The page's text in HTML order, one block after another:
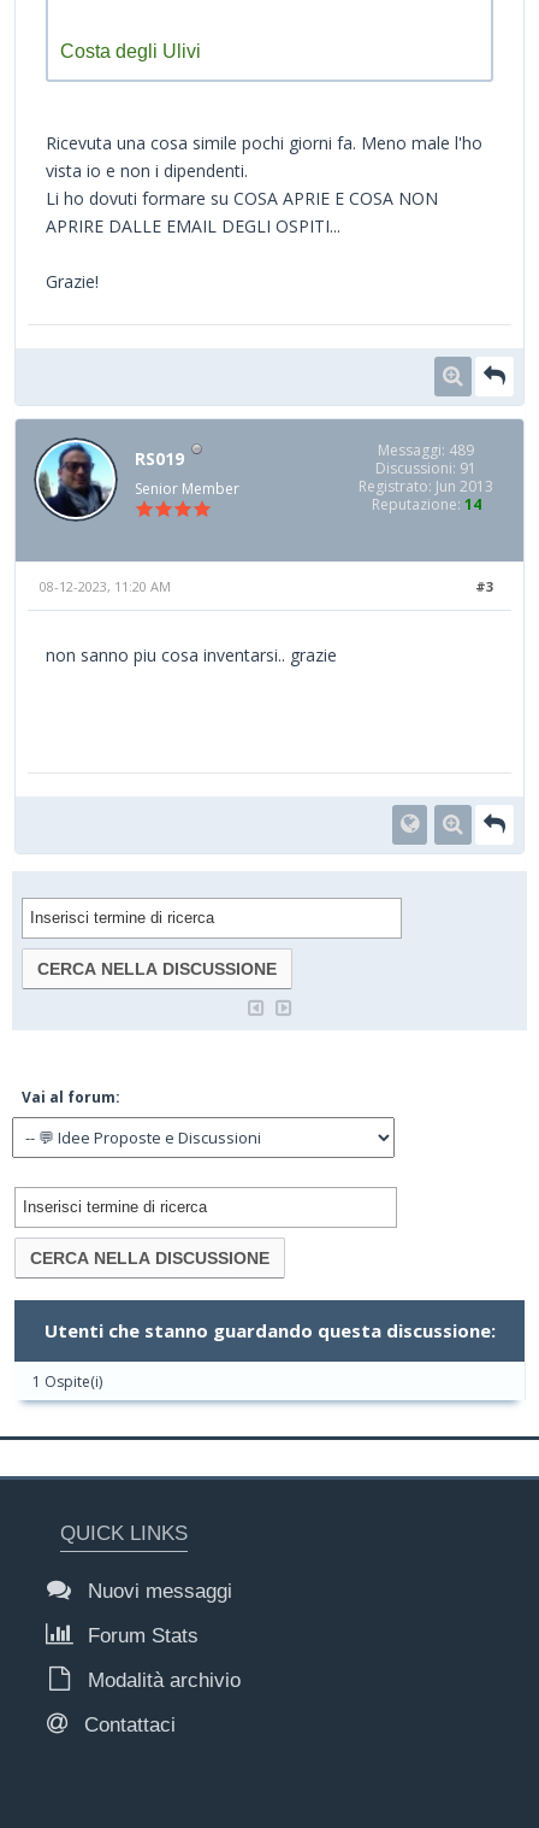
Costa degli Ulivi
Ricevuta una cosa simile pochi giorni fa. Meno male l'ho
vista io e non i dipendenti.
Li ho dovuti formare su COSA APRIE E COSA NON
APRIRE DALLE EMAIL DEGLI OSPITI...
Grazie!
RS019
Senior Member
Messaggi: 489
Discussioni: 91
Registrato: Jun 2013
Reputazione: 14
#3
08-12-2023, 11:20 AM
non sanno piu cosa inventarsi.. grazie
Vai al forum:
Utenti che stanno guardando questa discussione:
1 Ospite(i)
QUICK LINKS
Nuovi messaggi
Forum Stats
Modalità archivio
Contattaci